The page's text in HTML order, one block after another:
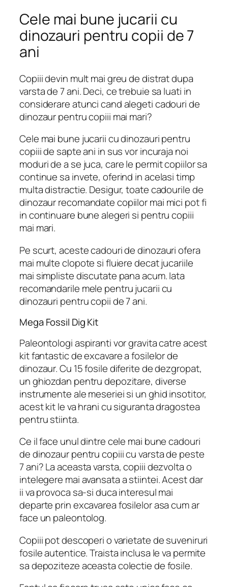
Cele mai bune jucarii cu
dinozauri pentru copii de 7
ani
Copiii devin mult mai greu de distrat dupa
varsta de 7 ani. Deci, ce trebuie sa luati in
considerare atunci cand alegeti cadouri de
dinozaur pentru copiii mai mari?
Cele mai bune jucarii cu dinozauri pentru
copiii de sapte ani in sus vor incuraja noi
moduri de a se juca, care le permit copiilor sa
continue sa invete, oferind in acelasi timp
multa distractie. Desigur, toate cadourile de
dinozaur recomandate copiilor mai mici pot fi
in continuare bune alegeri si pentru copiii
mai mari.
Pe scurt, aceste cadouri de dinozauri ofera
mai multe clopote si fluiere decat jucariile
mai simpliste discutate pana acum. Iata
recomandarile mele pentru jucarii cu
dinozauri pentru copii de 7 ani.
Mega Fossil Dig Kit
Paleontologi aspiranti vor gravita catre acest
kit fantastic de excavare a fosilelor de
dinozaur. Cu 15 fosile diferite de dezgropat,
un ghiozdan pentru depozitare, diverse
instrumente ale meseriei si un ghid insotitor,
acest kit le va hrani cu siguranta dragostea
pentru stiinta.
Ce il face unul dintre cele mai bune cadouri
de dinozaur pentru copiii cu varsta de peste
7 ani? La aceasta varsta, copiii dezvolta o
intelegere mai avansata a stiintei. Acest dar
ii va provoca sa-si duca interesul mai
departe prin excavarea fosilelor asa cum ar
face un paleontolog.
Copiii pot descoperi o varietate de suveniruri
fosile autentice. Traista inclusa le va permite
sa depoziteze aceasta colectie de fosile.